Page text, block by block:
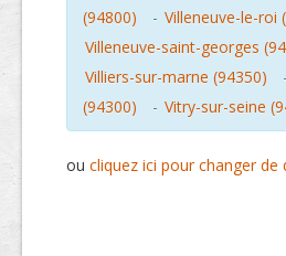
(94800)
- Villeneuve-le-roi
Villeneuve-saint-georges
Villiers-sur-marne (94350)
-
(94300)
- Vitry-sur-seine
ou cliquez ici pour changer